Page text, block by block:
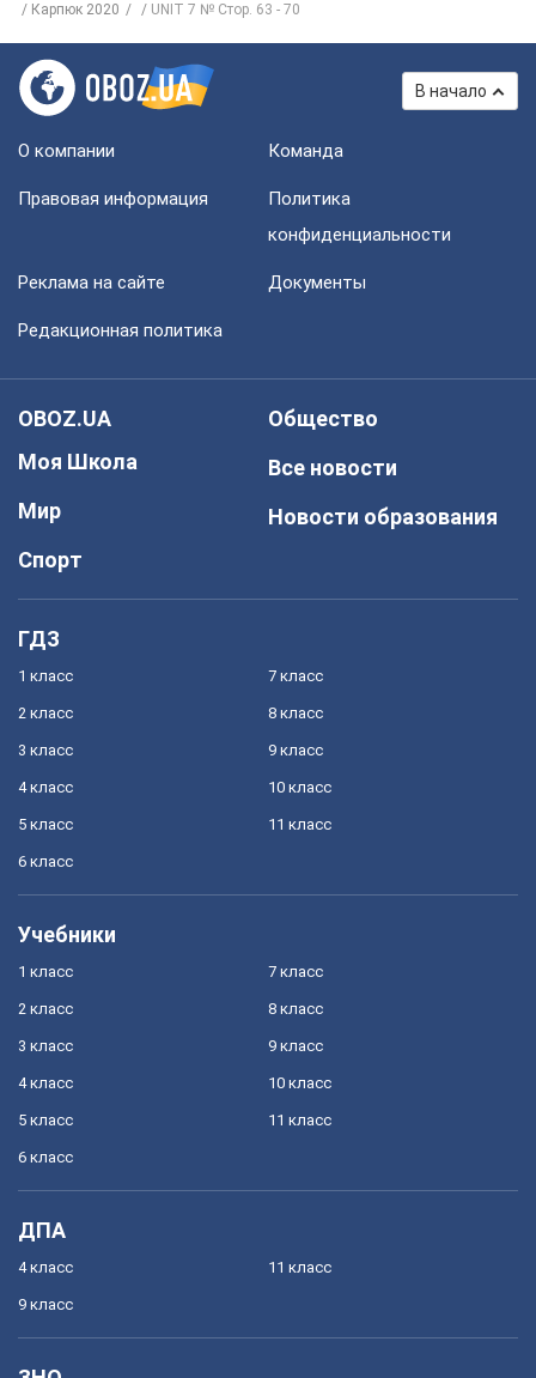
Карпюк 2020
UNIT 7 № Стор. 63 - 70
В начало
О компании Команда
Правовая информация
Политика
конфиденциальности
Реклама на сайте Документы
Редакционная политика
OBOZ.UA
Моя Школа
Мир
Спорт
Общество
Все новости
Новости образования
ГДЗ
1 класс
2 класс
3 класс
4 класс
5 класс
6 класс
7 класс
8 класс
9 класс
10 класс
11 класс
Учебники
1 класс
2 класс
3 класс
4 класс
5 класс
6 класс
7 класс
8 класс
9 класс
10 класс
11 класс
ДПА
4 класс
9 класс
11 класс